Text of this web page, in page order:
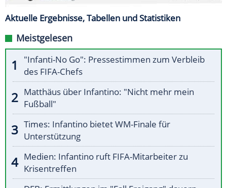
Aktuelle Ergebnisse, Tabellen und Statistiken
Meistgelesen
"Infanti-No Go": Pressestimmen zum Verbleib
des FIFA-Chefs
Matthäus über Infantino: "Nicht mehr mein
Fußball"
Times: Infantino bietet WM-Finale für
Unterstützung
Medien: Infantino ruft FIFA-Mitarbeiter zu
Krisentreffen